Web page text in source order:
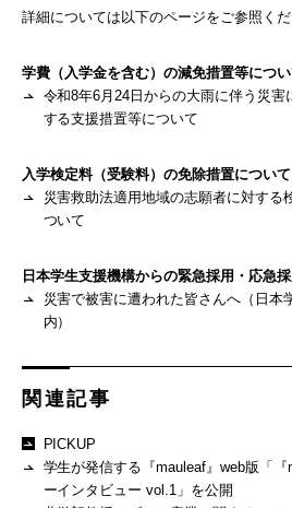
詳細については以下のページをご参照くだ
学費（入学金を含む）の減免措置等につ
令和8年6月24日からの大雨に伴う災
する支援措置等について
入学検定料（受験料）の免除措置について
災害救助法適用地域の志願者に対する
ついて
日本学生支援機構からの緊急採用・応急
災害で被害に遭われた皆さんへ（日本
内）
関連記事
PICKUP
学生が発信する『mauleaf』web版「
ーインタビュー vol.1」を公開